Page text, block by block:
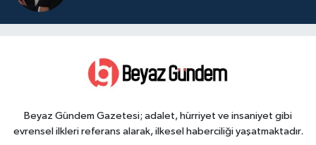
Beyaz Gündem Gazetesi; adalet, hürriyet ve insaniyet gibi
evrensel ilkleri referans alarak, ilkesel haberciliği yaşatmaktadır.